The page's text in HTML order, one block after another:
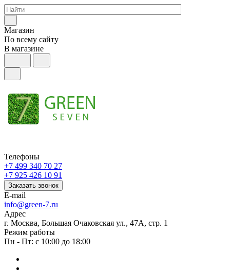
Магазин
По всему сайту
В магазине
Телефоны
+7 499 340 70 27
+7 925 426 10 91
Заказать звонок
E-mail
info@green-7.ru
Адрес
г. Москва, Большая Очаковская ул., 47А, стр. 1
Режим работы
Пн - Пт: с 10:00 до 18:00